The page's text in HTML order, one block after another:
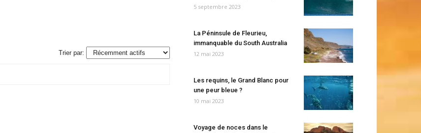
Trier par:
5 septembre 2023
La Péninsule de Fleurieu,
immanquable du South Australia
12 mai 2023
Les requins, le Grand Blanc pour
une peur bleue ?
10 mai 2023
Voyage de noces dans le